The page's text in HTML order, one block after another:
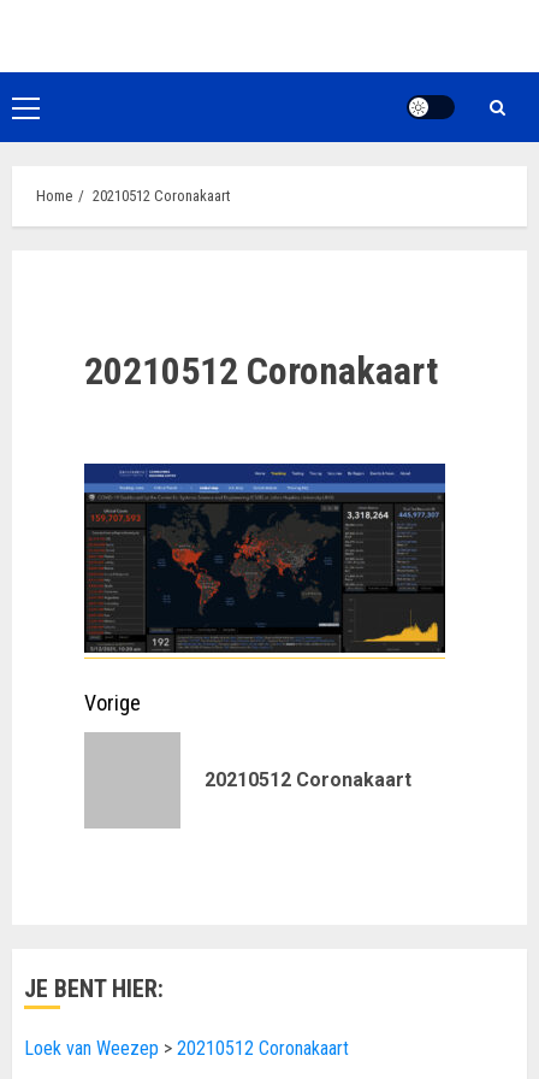
de
inhoudPrimair
menu
Home 20210512 Coronakaart
20210512 Coronakaart
Doorgaan
Vorige
20210512 Coronakaart
JE BENT HIER:
Loek van Weezep > 20210512 Coronakaart